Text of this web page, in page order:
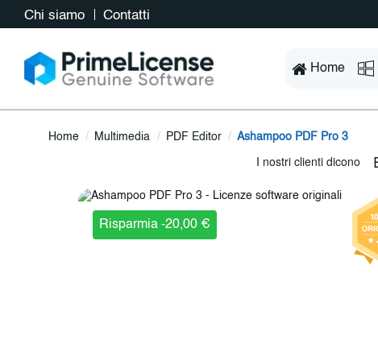
Chi siamo Contatti
Home
Home Multimedia PDF Editor Ashampoo PDF Pro 3
Risparmia -20,00 €